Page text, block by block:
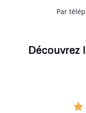
Par
Découvrez